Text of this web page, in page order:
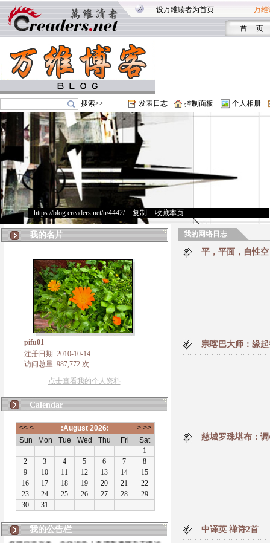
设万维读者为首页 万维
首 页
搜索>> 发表日志 控制面板 个人相册
https://blog.creaders.net/u/4442/> 复制 收藏本页
我的名片
pifu01
注册日期: 2010-10-14
访问总量: 987,772 次
点击查看我的个人资料
Calendar
我的公告栏
有朋自远方来，不亦说乎！本博客将致力于佛法
我的网络日志
平，平面，自性
宗喀巴大师：缘
慈城罗珠堪布：
中译英 禅诗2首